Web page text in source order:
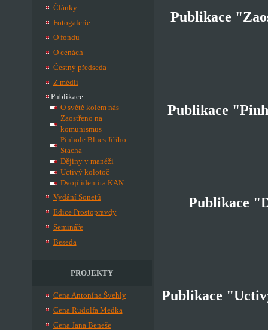
Články
Fotogalerie
O fondu
O cenách
Čestný předseda
Z médií
Publikace
O světě kolem nás
Zaostřeno na
komunismus
Pinhole Blues Jiřího
Stacha
Dějiny v manéži
Uctivý kolotoč
Dvojí identita KAN
Vydání Sonetů
Edice Prostopravdy
Semináře
Beseda
PROJEKTY
Cena Antonína Švehly
Cena Rudolfa Medka
Cena Jana Beneše
Publikace
Publikace
Publikace
Publikace